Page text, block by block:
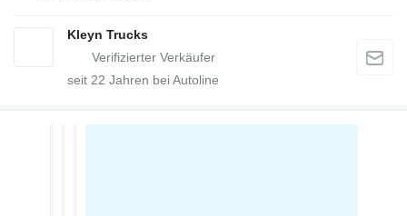
Kleyn Trucks
seit 22 Jahren bei Autoline